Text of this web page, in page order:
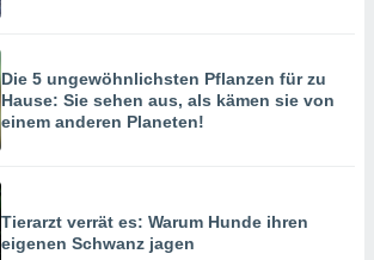
Die 5 ungewöhnlichsten Pflanzen für zu
Hause: Sie sehen aus, als kämen sie von
einem anderen Planeten!
Tierarzt verrät es: Warum Hunde ihren
eigenen Schwanz jagen